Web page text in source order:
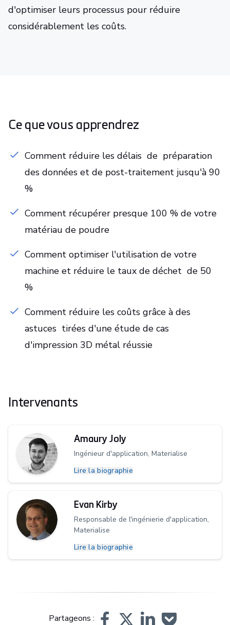
d'optimiser leurs processus pour réduire
considérablement les coûts.
Ce que vous apprendrez
Comment réduire les délais de préparation
des données et de post-traitement jusqu'à 90
%
Comment récupérer presque 100 % de votre
matériau de poudre
Comment optimiser l'utilisation de votre
machine et réduire le taux de déchet de 50
%
Comment réduire les coûts grâce à des
astuces tirées d'une étude de cas
d'impression 3D métal réussie
Intervenants
Amaury Joly
Ingénieur d'application, Materialise
Lire la biographie
Evan Kirby
Responsable de l'ingénierie d'application,
Materialise
Lire la biographie
Partageons :